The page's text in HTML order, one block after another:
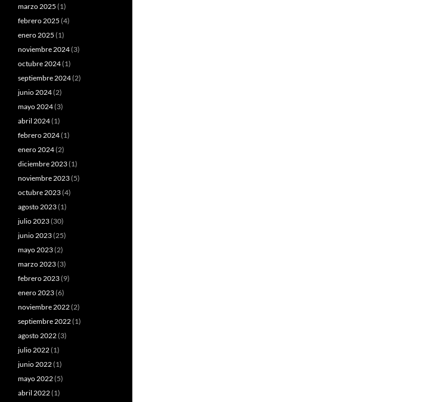
marzo 2025 (1)
febrero 2025 (4)
enero 2025 (1)
noviembre 2024(3)
octubre 2024(1)
septiembre 2024(2)
junio 2024(2)
mayo 2024(3)
abril 2024(1)
febrero 2024(1)
enero 2024(2)
diciembre 2023(1)
noviembre 2023(5)
octubre 2023(4)
agosto 2023(1)
julio 2023(30)
junio 2023(25)
mayo 2023(2)
marzo 2023(3)
febrero 2023(9)
enero 2023(6)
noviembre 2022(2)
septiembre 2022(1)
agosto 2022(3)
julio 2022(1)
junio 2022(1)
mayo 2022(5)
abril 2022(1)